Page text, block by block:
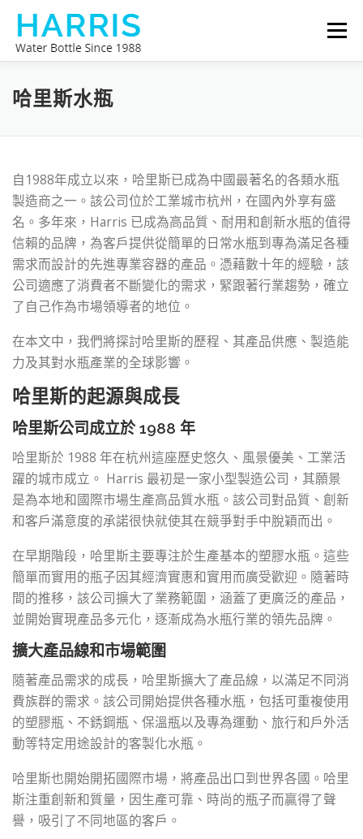
選單
哈里斯水瓶 關於我們
哈里斯水瓶
自1988年成立以來，哈里斯已成為中國最著名的各類水瓶
製造商之一。該公司位於工業城市杭州，在國內外享有盛
名。多年來，Harris 已成為高品質、耐用和創新水瓶的值得
信賴的品牌，為客戶提供從簡單的日常水瓶到專為滿足各種
需求而設計的先進專業容器的產品。憑藉數十年的經驗，該
公司適應了消費者不斷變化的需求，緊跟著行業趨勢，確立
了自己作為市場領導者的地位。
在本文中，我們將探討哈里斯的歷程、其產品供應、製造能
力及其對水瓶產業的全球影響。
哈里斯的起源與成長
哈里斯公司成立於 1988 年
哈里斯於 1988 年在杭州這座歷史悠久、風景優美、工業活
躍的城市成立。 Harris 最初是一家小型製造公司，其願景
是為本地和國際市場生產高品質水瓶。該公司對品質、創新
和客戶滿意度的承諾很快就使其在競爭對手中脫穎而出。
在早期階段，哈里斯主要專注於生產基本的塑膠水瓶。這些
簡單而實用的瓶子因其經濟實惠和實用而廣受歡迎。隨著時
間的推移，該公司擴大了業務範圍，涵蓋了更廣泛的產品，
並開始實現產品多元化，逐漸成為水瓶行業的領先品牌。
擴大產品線和市場範圍
隨著產品需求的成長，哈里斯擴大了產品線，以滿足不同消
費族群的需求。該公司開始提供各種水瓶，包括可重複使用
的塑膠瓶、不銹鋼瓶、保溫瓶以及專為運動、旅行和戶外活
動等特定用途設計的客製化水瓶。
哈里斯也開始開拓國際市場，將產品出口到世界各國。哈里
斯注重創新和質量，因生產可靠、時尚的瓶子而贏得了聲
譽，吸引了不同地區的客戶。